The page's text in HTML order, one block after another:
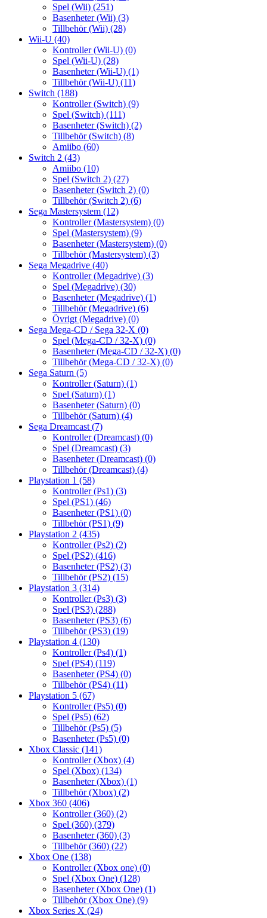
Spel (Wii) (251)
Basenheter (Wii) (3)
Tillbehör (Wii) (28)
Wii-U (40)
Kontroller (Wii-U) (0)
Spel (Wii-U) (28)
Basenheter (Wii-U) (1)
Tillbehör (Wii-U) (11)
Switch (188)
Kontroller (Switch) (9)
Spel (Switch) (111)
Basenheter (Switch) (2)
Tillbehör (Switch) (8)
Amiibo (60)
Switch 2 (43)
Amiibo (10)
Spel (Switch 2) (27)
Basenheter (Switch 2) (0)
Tillbehör (Switch 2) (6)
Sega Mastersystem (12)
Kontroller (Mastersystem) (0)
Spel (Mastersystem) (9)
Basenheter (Mastersystem) (0)
Tillbehör (Mastersystem) (3)
Sega Megadrive (40)
Kontroller (Megadrive) (3)
Spel (Megadrive) (30)
Basenheter (Megadrive) (1)
Tillbehör (Megadrive) (6)
Övrigt (Megadrive) (0)
Sega Mega-CD / Sega 32-X (0)
Spel (Mega-CD / 32-X) (0)
Basenheter (Mega-CD / 32-X) (0)
Tillbehör (Mega-CD / 32-X) (0)
Sega Saturn (5)
Kontroller (Saturn) (1)
Spel (Saturn) (1)
Basenheter (Saturn) (0)
Tillbehör (Saturn) (4)
Sega Dreamcast (7)
Kontroller (Dreamcast) (0)
Spel (Dreamcast) (3)
Basenheter (Dreamcast) (0)
Tillbehör (Dreamcast) (4)
Playstation 1 (58)
Kontroller (Ps1) (3)
Spel (PS1) (46)
Basenheter (PS1) (0)
Tillbehör (PS1) (9)
Playstation 2 (435)
Kontroller (Ps2) (2)
Spel (PS2) (416)
Basenheter (PS2) (3)
Tillbehör (PS2) (15)
Playstation 3 (314)
Kontroller (Ps3) (3)
Spel (PS3) (288)
Basenheter (PS3) (6)
Tillbehör (PS3) (19)
Playstation 4 (130)
Kontroller (Ps4) (1)
Spel (PS4) (119)
Basenheter (PS4) (0)
Tillbehör (PS4) (11)
Playstation 5 (67)
Kontroller (Ps5) (0)
Spel (Ps5) (62)
Tillbehör (Ps5) (5)
Basenheter (Ps5) (0)
Xbox Classic (141)
Kontroller (Xbox) (4)
Spel (Xbox) (134)
Basenheter (Xbox) (1)
Tillbehör (Xbox) (2)
Xbox 360 (406)
Kontroller (360) (2)
Spel (360) (379)
Basenheter (360) (3)
Tillbehör (360) (22)
Xbox One (138)
Kontroller (Xbox one) (0)
Spel (Xbox One) (128)
Basenheter (Xbox One) (1)
Tillbehör (Xbox One) (9)
Xbox Series X (24)